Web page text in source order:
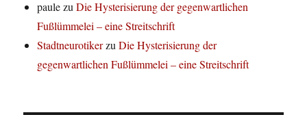
paulezuDie Hysterisierung der gegenwartlichen
Fußlümmelei – eine Streitschrift
StadtneurotikerzuDie Hysterisierung der
gegenwartlichen Fußlümmelei – eine Streitschrift